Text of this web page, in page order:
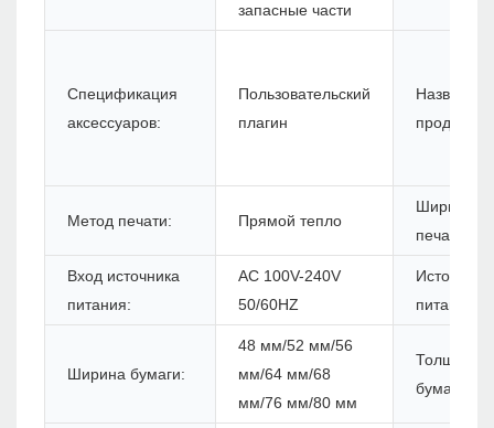
запасные части
Спецификация
аксессуаров:
Пользовательский
плагин
Название
продукта:
Метод печати: Прямой тепло
Ширина
печати:
Вход источника
питания:
AC 100V-240V
50/60HZ
Источник
питания:
Ширина бумаги:
48 мм/52 мм/56
мм/64 мм/68
мм/76 мм/80 мм
Толщина
бумаги: